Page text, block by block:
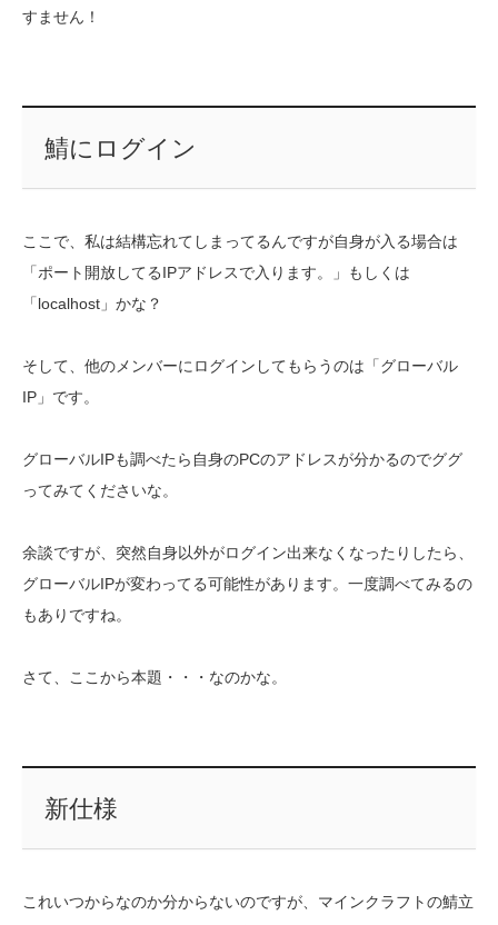
すません！
鯖にログイン
ここで、私は結構忘れてしまってるんですが自身が入る場合は
「ポート開放してるIPアドレスで入ります。」もしくは
「localhost」かな？
そして、他のメンバーにログインしてもらうのは「グローバル
IP」です。
グローバルIPも調べたら自身のPCのアドレスが分かるのでググ
ってみてくださいな。
余談ですが、突然自身以外がログイン出来なくなったりしたら、
グローバルIPが変わってる可能性があります。一度調べてみるの
もありですね。
さて、ここから本題・・・なのかな。
新仕様
これいつからなのか分からないのですが、マインクラフトの鯖立